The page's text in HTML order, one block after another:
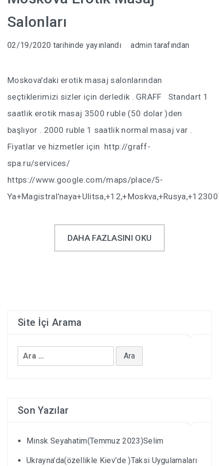
İPUÇLARI
UKRAYNA HAVA YOLLARI DIKKAT!!!
GÜL DÜŞKÜNLÜĞÜ -101 GÜL
UKRAYNA’DA HATLARIMIZI KULLANMAK
DNIPRO
UKRAYNA’DA EV KIRALAMAK
Salonları
02/19/2020 tarihinde yayınlandı admin tarafından
Moskova’daki erotik masaj salonlarından
seçtiklerimizi sizler için derledik . GRAFF Standart 1
saatlik erotik masaj 3500 ruble (50 dolar )den
başlıyor . 2000 ruble 1 saatlik normal masaj var .
Fiyatlar ve hizmetler için http://graff-
spa.ru/services/
https://www.google.com/maps/place/5-
DAHA FAZLASINI OKU
Site İçi Arama
Arama:
Son Yazılar
Minsk Seyahatim(Temmuz 2023)Selim
Ukrayna’da(özellikle Kiev’de )Taksi Uygulamaları